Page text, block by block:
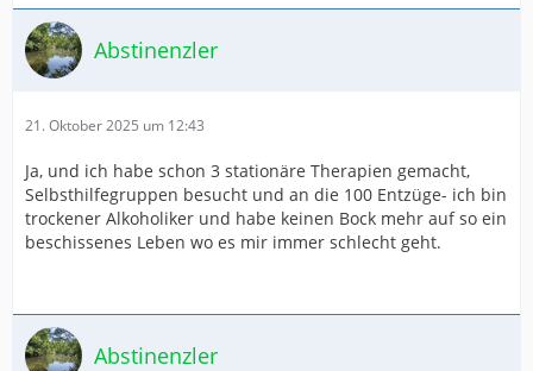
Abstinenzler
21. Oktober 2025 um 12:43
Ja, und ich habe schon 3 stationäre Therapien gemacht,
Selbsthilfegruppen besucht und an die 100 Entzüge- ich bin
trockener Alkoholiker und habe keinen Bock mehr auf so ein
beschissenes Leben wo es mir immer schlecht geht.
Abstinenzler